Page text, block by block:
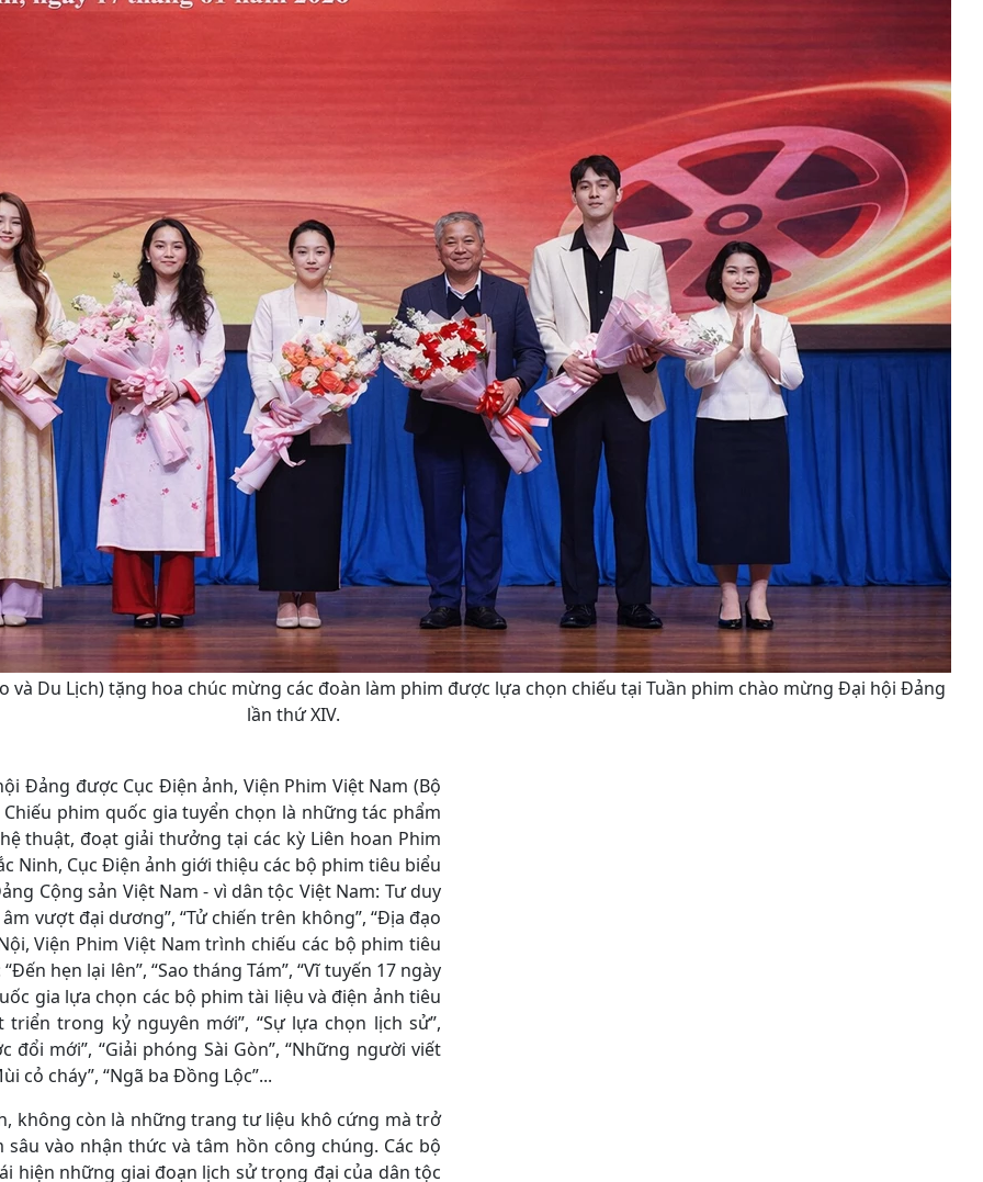
và Du Lịch) tặng hoa chúc mừng các đoàn làm phim được lựa chọn chiếu tại Tuần phim chào mừng Đại hội Đảng
lần thứ XIV.
Đảng được Cục Điện ảnh, Viện Phim Việt Nam (Bộ
phim quốc gia tuyển chọn là những tác phẩm
thuật, đoạt giải thưởng tại các kỳ Liên hoan Phim
Ninh, Cục Điện ảnh giới thiệu các bộ phim tiêu biểu
Cộng sản Việt Nam - vì dân tộc Việt Nam: Tư duy
vượt đại dương”, “Tử chiến trên không”, “Địa đạo
Viện Phim Việt Nam trình chiếu các bộ phim tiêu
hẹn lại lên”, “Sao tháng Tám”, “Vĩ tuyến 17 ngày
gia lựa chọn các bộ phim tài liệu và điện ảnh tiêu
trong kỷ nguyên mới”, “Sự lựa chọn lịch sử”,
đổi mới”, “Giải phóng Sài Gòn”, “Những người viết
cỏ cháy”, “Ngã ba Đồng Lộc”...
không còn là những trang tư liệu khô cứng mà trở
vào nhận thức và tâm hồn công chúng. Các bộ
hiện những giai đoạn lịch sử trọng đại của dân tộc